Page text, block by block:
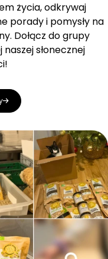
życia, odkrywaj
porady i pomysły na
Dołącz do grupy
naszej słonecznej